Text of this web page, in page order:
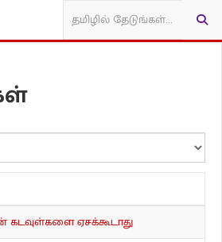
கடவுள்களை ஏசக்கூடாது